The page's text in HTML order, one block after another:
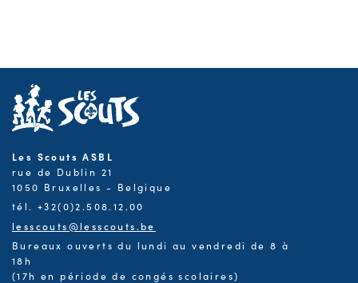
Les Scouts ASBL
rue de Dublin 21
1050 Bruxelles - Belgique
tél. +32(0)2.508.12.00
lesscouts@lesscouts.be
Bureaux ouverts du lundi au vendredi de 8 à
18h
(17h en période de congés scolaires)